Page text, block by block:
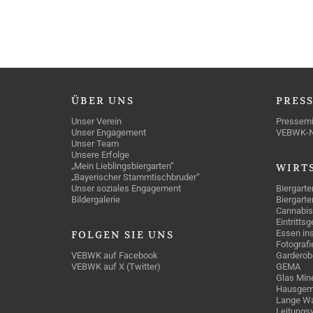
ÜBER UNS
Unser Verein
Unser Engagement
Unser Team
Unsere Erfolge
„Mein Lieblingsbiergarten“
„Bayerischer Stammtischbruder“
Unser soziales Engagement
Bildergalerie
FOLGEN SIE UNS
VEBWK auf Facebook
VEBWK auf X (Twitter)
VEBWK-
Essen
GEMA
Glas
Lange